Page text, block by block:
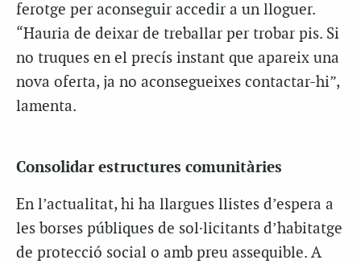
ferotge per aconseguir accedir a un lloguer.
“Hauria de deixar de treballar per trobar pis. Si
no truques en el precís instant que apareix una
nova oferta, ja no aconsegueixes contactar-hi”,
lamenta.
Consolidar estructures comunitàries
En l’actualitat, hi ha llargues llistes d’espera a
les borses públiques de sol·licitants d’habitatge
de protecció social o amb preu assequible. A